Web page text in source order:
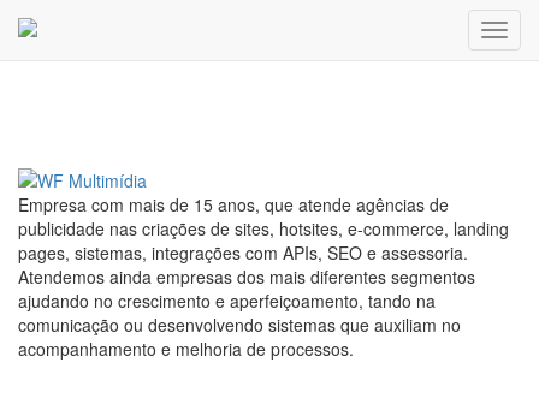
Publicado em: 27/04/2023
Empresa com mais de 15 anos, que atende agências de
publicidade nas criações de sites, hotsites, e-commerce, landing
pages, sistemas, integrações com APIs, SEO e assessoria.
Atendemos ainda empresas dos mais diferentes segmentos
ajudando no crescimento e aperfeiçoamento, tando na
comunicação ou desenvolvendo sistemas que auxiliam no
acompanhamento e melhoria de processos.